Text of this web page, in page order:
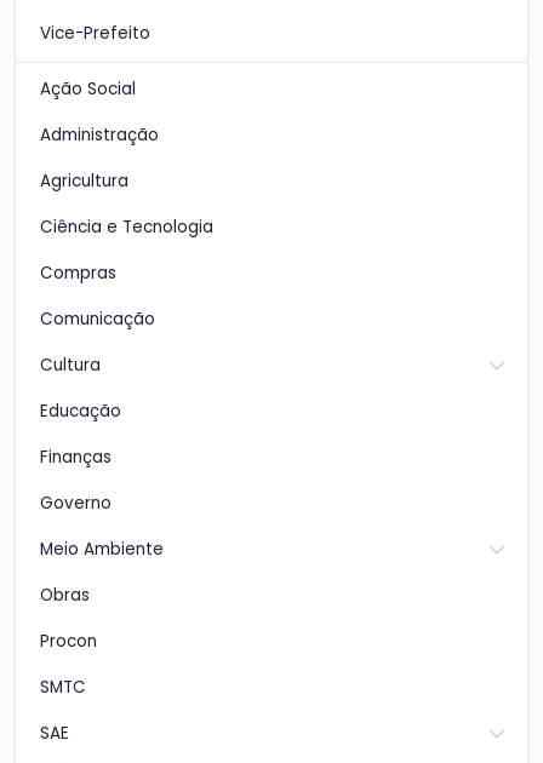
Vice-Prefeito
Ação Social
Administração
Agricultura
Ciência e Tecnologia
Compras
Comunicação
Cultura
Educação
Finanças
Governo
Meio Ambiente
Obras
Procon
SMTC
SAE